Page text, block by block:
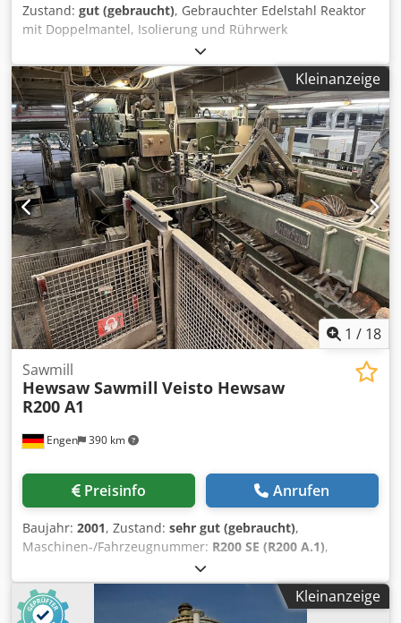
Zustand: gut (gebraucht), Gebrauchter Edelstahl Reaktor
mit Doppelmantel, Isolierung und Rührwerk
Artikelnummer: 10257 Letzter Verwendungszweck: Chemie
Volumen: ca. 8000L Betriebsdruck: +16/-1 Bar Typ: Stehend
auf Füßen Dcodpfsd Dwmwox Adyok Material
(medienberührt): 1.4301 / AISI304 Ausführung:
Doppelmantel und isoliert Unterboden: Klöpperboden
Oberboden: Klöpperboden Abmessung Behälter: Behälter
Innendurchmesser: 2140mm Zyl. Höhe: 1600mm
Gesamthöhe: Ca 3820mm Höhe der Füße: 710mm
Außendruchmesser: 2200mm Abstand Abfluss zu Boden:
500mm Materialien: Innen: 1.4301 / AISI 304 Außen: 1.4301
/ AISI 304 / Stahl lackiert Einrichtungen: Isolierung
Doppelmantel um Zylinder Diverse Anschlüsse am
Oberboden Domdeckel auf dem Oberboden Rührwerk mit
doppeltwirkender Gleitringdichtung
Kleinanzeige
1 / 18
Engen 390 km
Sawmill
Hewsaw Sawmill Veisto Hewsaw
R200 A1
Preisinfo Anrufen
Baujahr: 2001, Zustand: sehr gut (gebraucht),
Maschinen-/Fahrzeugnummer: R200 SE (R200 A.1),
Complete Sawmill Loglengths: 2,4-6,5m Logdiameters: 8-
35cm Linespeed: 75 m/min. Capacity: 120.000m3 / shift
Metaldetector Hewsaw R200 SE with Banana infeedKleinanzeige